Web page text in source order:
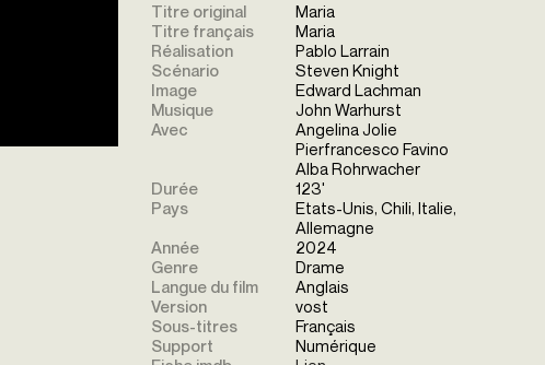
Titre original
Maria
Titre français
Maria
Réalisation
Pablo Larrain
Scénario
Steven Knight
Image
Edward Lachman
Musique
John Warhurst
Avec
Angelina Jolie
Pierfrancesco Favino
Alba Rohrwacher
Durée
123'
Pays
Etats-Unis, Chili, Italie,
Allemagne
Année
2024
Genre
Drame
Langue du film
Anglais
Version
vost
Sous-titres
Français
Support
Numérique